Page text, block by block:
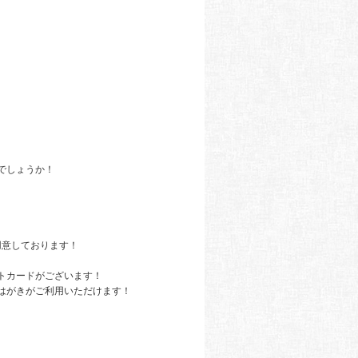
しょうか！
しております！
ードがございます！
きがご利用いただけます！